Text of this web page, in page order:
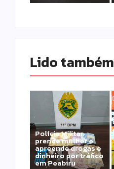
Lido também
Polícia Militar
prende mulher e
apreende drogas e
dinheiro por tráfico
em Peabiru